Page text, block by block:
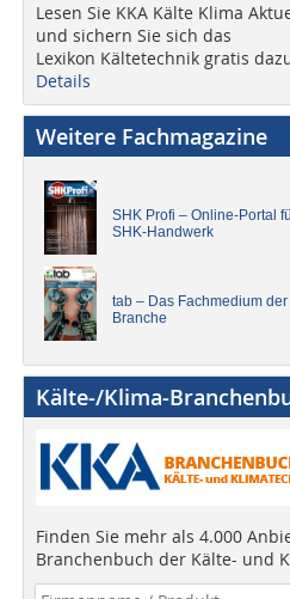
Lesen Sie KKA Kälte Klima
und sichern Sie sich das
Lexikon Kältetechnik gratis
Details
Weitere Fachmagazine
SHK Profi – Online-Portal
SHK-Handwerk
tab – Das Fachmedium der
Branche
Kälte-/Klima-
Finden Sie mehr als 4.000
Branchenbuch der Kälte- und